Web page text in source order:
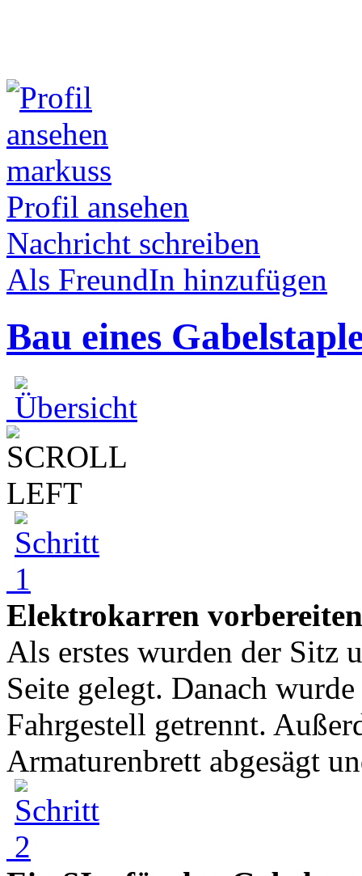
markuss
Profil ansehen
Nachricht schreiben
Als FreundIn hinzufügen
Bau eines
Elektrokarren vorbereiten
Als erstes wurden der Sitz
Seite gelegt. Danach
Fahrgestell getrennt.
Armaturenbrett abgesägt